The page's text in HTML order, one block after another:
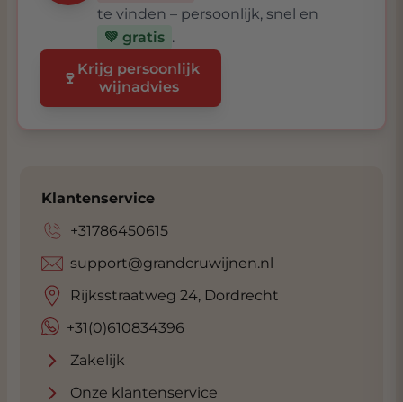
te vinden – persoonlijk, snel en
💚 gratis .
🍷 Krijg persoonlijk
wijnadvies
Klantenservice
+31786450615
+31(0)610834396
support@grandcruwijnen.nl
Rijksstraatweg 24, Dordrecht
Zakelijk
Onze klantenservice